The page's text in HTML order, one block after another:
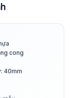
cong
40mm